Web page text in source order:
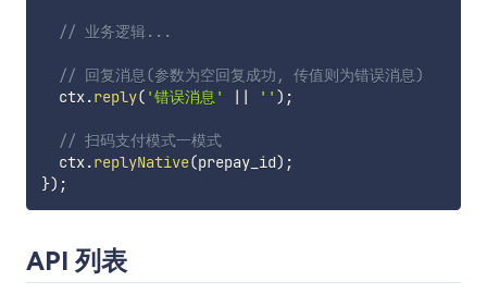
// 业务逻辑...
// 回复消息(参数为空回复成功, 传值则为错误消息)
  ctx
.reply( '错误消息' || '' ) ;
// 扫码支付模式一模式
  ctx
.replyNative(prepay_id) ;
}) ;
API 列表